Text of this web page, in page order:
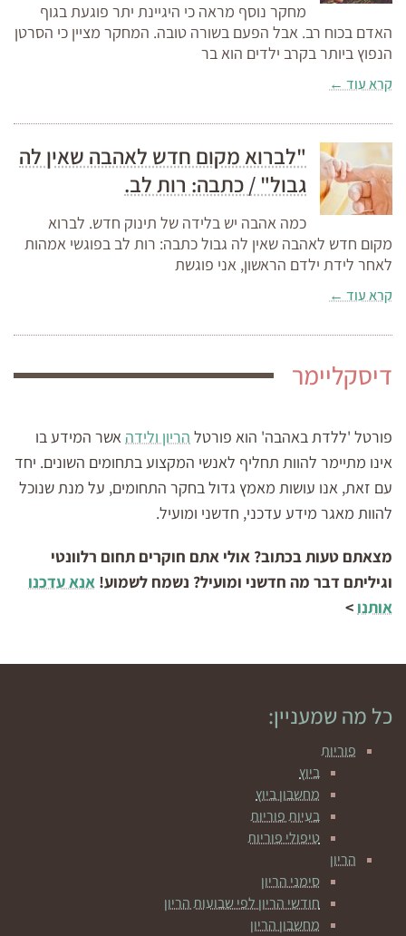
מחקר נוסף מראה כי היגיינת יתר פוגעת בגוף
האדם בכוח רב. אבל הפעם בשורה טובה. המחקר מציין כי הסרטן
הנפוץ ביותר בקרב ילדים הוא בר
קרא עוד ←
"לברוא מקום חדש לאהבה שאין לה
גבול" / כתבה: רות לב.
כמה אהבה יש בלידה של תינוק חדש. לברוא
מקום חדש לאהבה שאין לה גבול כתבה: רות לב בפוגשי אמהות
לאחר לידת ילדם הראשון, אני פוגשת
קרא עוד ←
דיסקליימר
פורטל 'ללדת באהבה' הוא פורטל הריון ולידה אשר המידע בו
אינו מתיימר להוות תחליף לאנשי המקצוע בתחומים השונים. יחד
עם זאת, אנו עושות מאמץ גדול בחקר התחומים, על מנת שנוכל
להוות מאגר מידע עדכני, חדשני ומועיל.
מצאתם טעות בכתוב? אולי אתם חוקרים תחום רלוונטי
וגיליתם דבר מה חדשני ומועיל? נשמח לשמוע! אנא עדכנו
אותנו >
כל מה שמעניין:
פוריות
ביוץ
מחשבון ביוץ
בעיות פוריות
טיפולי פוריות
הריון
סימני הריון
חודשי הריון לפי שבועות הריון
מחשבון הריון